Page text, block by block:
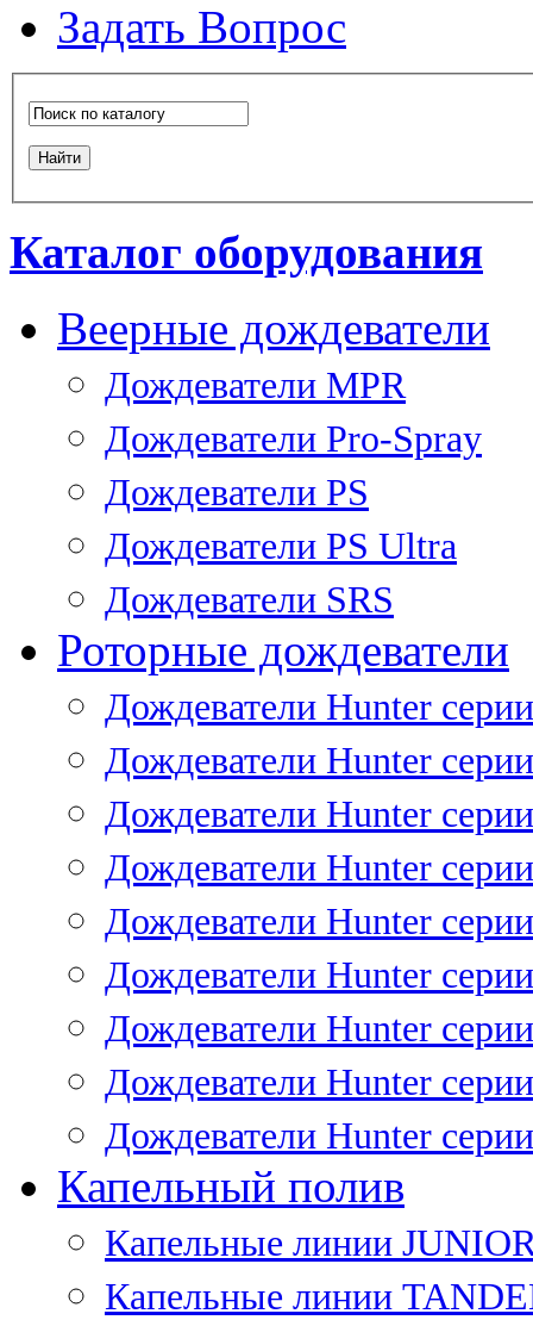
Задать Вопрос
Каталог оборудования
Веерные дождеватели
Дождеватели MPR
Дождеватели Pro-Spray
Дождеватели PS
Дождеватели PS Ultra
Дождеватели SRS
Роторные дождеватели
Дождеватели Hunter
Дождеватели Hunter
Дождеватели Hunter
Дождеватели Hunter
Дождеватели Hunter
Дождеватели Hunter
Дождеватели Hunter
Дождеватели Hunter
Дождеватели Hunter
Капельный полив
Капельные линии
Капельные линии